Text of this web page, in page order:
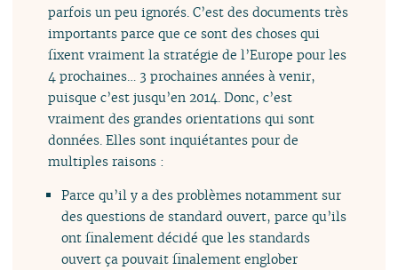
parfois un peu ignorés. C’est des documents très
importants parce que ce sont des choses qui
fixent vraiment la stratégie de l’Europe pour les
4 prochaines… 3 prochaines années à venir,
puisque c’est jusqu’en 2014. Donc, c’est
vraiment des grandes orientations qui sont
données. Elles sont inquiétantes pour de
multiples raisons :
Parce qu’il y a des problèmes notamment sur
des questions de standard ouvert, parce qu’ils
ont finalement décidé que les standards
ouvert ça pouvait finalement englober